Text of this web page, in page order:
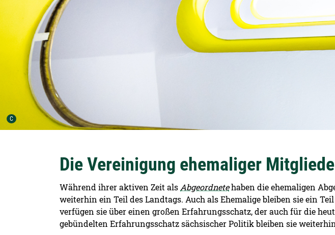
C Urheber der Grafik:
Die Vereinigung ehemaliger
Während ihrer aktiven Zeit als Abgeordnetehaben die ehemaligen
weiterhin ein Teil des Landtags. Auch als Ehemalige bleiben sie ein
verfügen sie über einen großen Erfahrungsschatz, der auch für die
gebündelten Erfahrungsschatz sächsischer Politik bleiben sie